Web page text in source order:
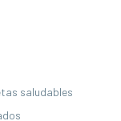
saludables